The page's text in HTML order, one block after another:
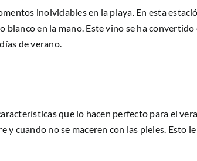
inolvidables en la playa. En esta
blanco en la mano. Este vino se ha
de verano.
que lo hacen perfecto para el
cuando no se maceren con las pieles. Esto